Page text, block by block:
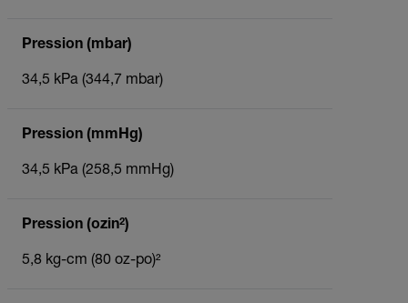
Pression (mbar)
34,5 kPa (344,7 mbar)
Pression (mmHg)
34,5 kPa (258,5 mmHg)
Pression (ozin²)
5,8 kg-cm (80 oz-po)²